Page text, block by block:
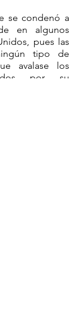
se condenó a
en algunos
pues las
tipo de
avalase los
por su